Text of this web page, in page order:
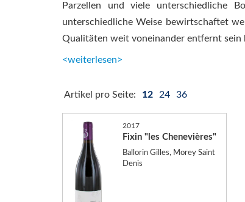
Parzellen und viele unterschiedliche
unterschiedliche Weise bewirtschaftet
Qualitäten weit voneinander entfernt sein
<weiterlesen>
Artikel pro Seite: 12 24 36
2017
Fixin "les Chenevières"
Ballorin Gilles, Morey Saint
Denis